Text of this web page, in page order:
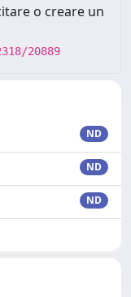
o creare un
20889
ND
ND
ND